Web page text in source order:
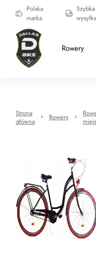
Polska
marka
Szybka
wysyłka
Rowery
Strona
główna
Rowery